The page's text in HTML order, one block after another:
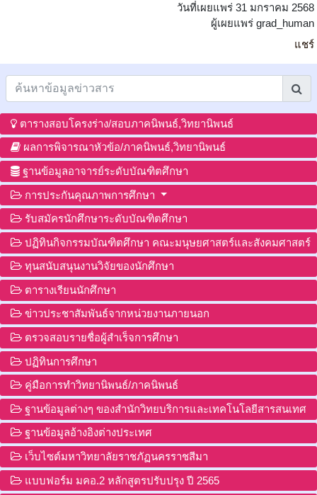
วันที่เผยแพร่ 31 มกราคม 2568
ผู้เผยแพร่ grad_human
แชร์
ตารางสอบโครงร่าง/สอบภาคนิพนธ์,วิทยานิพนธ์
ผลการพิจารณาหัวข้อ/ภาคนิพนธ์,วิทยานิพนธ์
ฐานข้อมูลอาจารย์ระดับบัณฑิตศึกษา
การประกันคุณภาพการศึกษา
รับสมัครนักศึกษาระดับบัณฑิตศึกษา
ปฏิทินกิจกรรมบัณฑิตศึกษา คณะมนุษยศาสตร์และสังคมศาสตร์
ทุนสนับสนุนงานวิจัยของนักศึกษา
ตารางเรียนนักศึกษา
ข่าวประชาสัมพันธ์จากหน่วยงานภายนอก
ตรวจสอบรายชื่อผู้สำเร็จการศึกษา
ปฏิทินการศึกษา
คู่มือการทำวิทยานิพนธ์/ภาคนิพนธ์
ฐานข้อมูลต่างๆ ของสำนักวิทยบริการและเทคโนโลยีสารสนเทศ
ฐานข้อมูลอ้างอิงต่างประเทศ
เว็บไซต์มหาวิทยาลัยราชภัฏนครราชสีมา
แบบฟอร์ม มคอ.2 หลักสูตรปรับปรุง ปี 2565